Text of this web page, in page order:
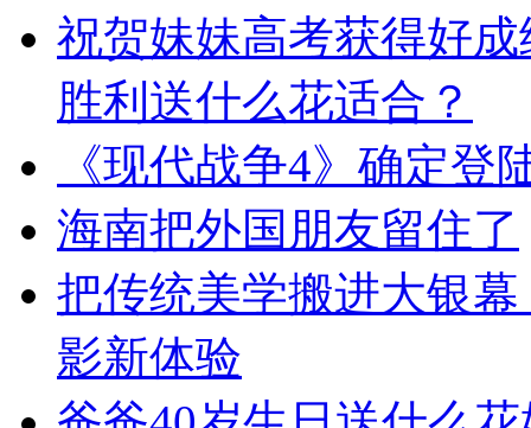
祝贺妹妹高考获得好
胜利送什么花适合？
《现代战争4》确定登
海南把外国朋友留住了
把传统美学搬进大银
影新体验